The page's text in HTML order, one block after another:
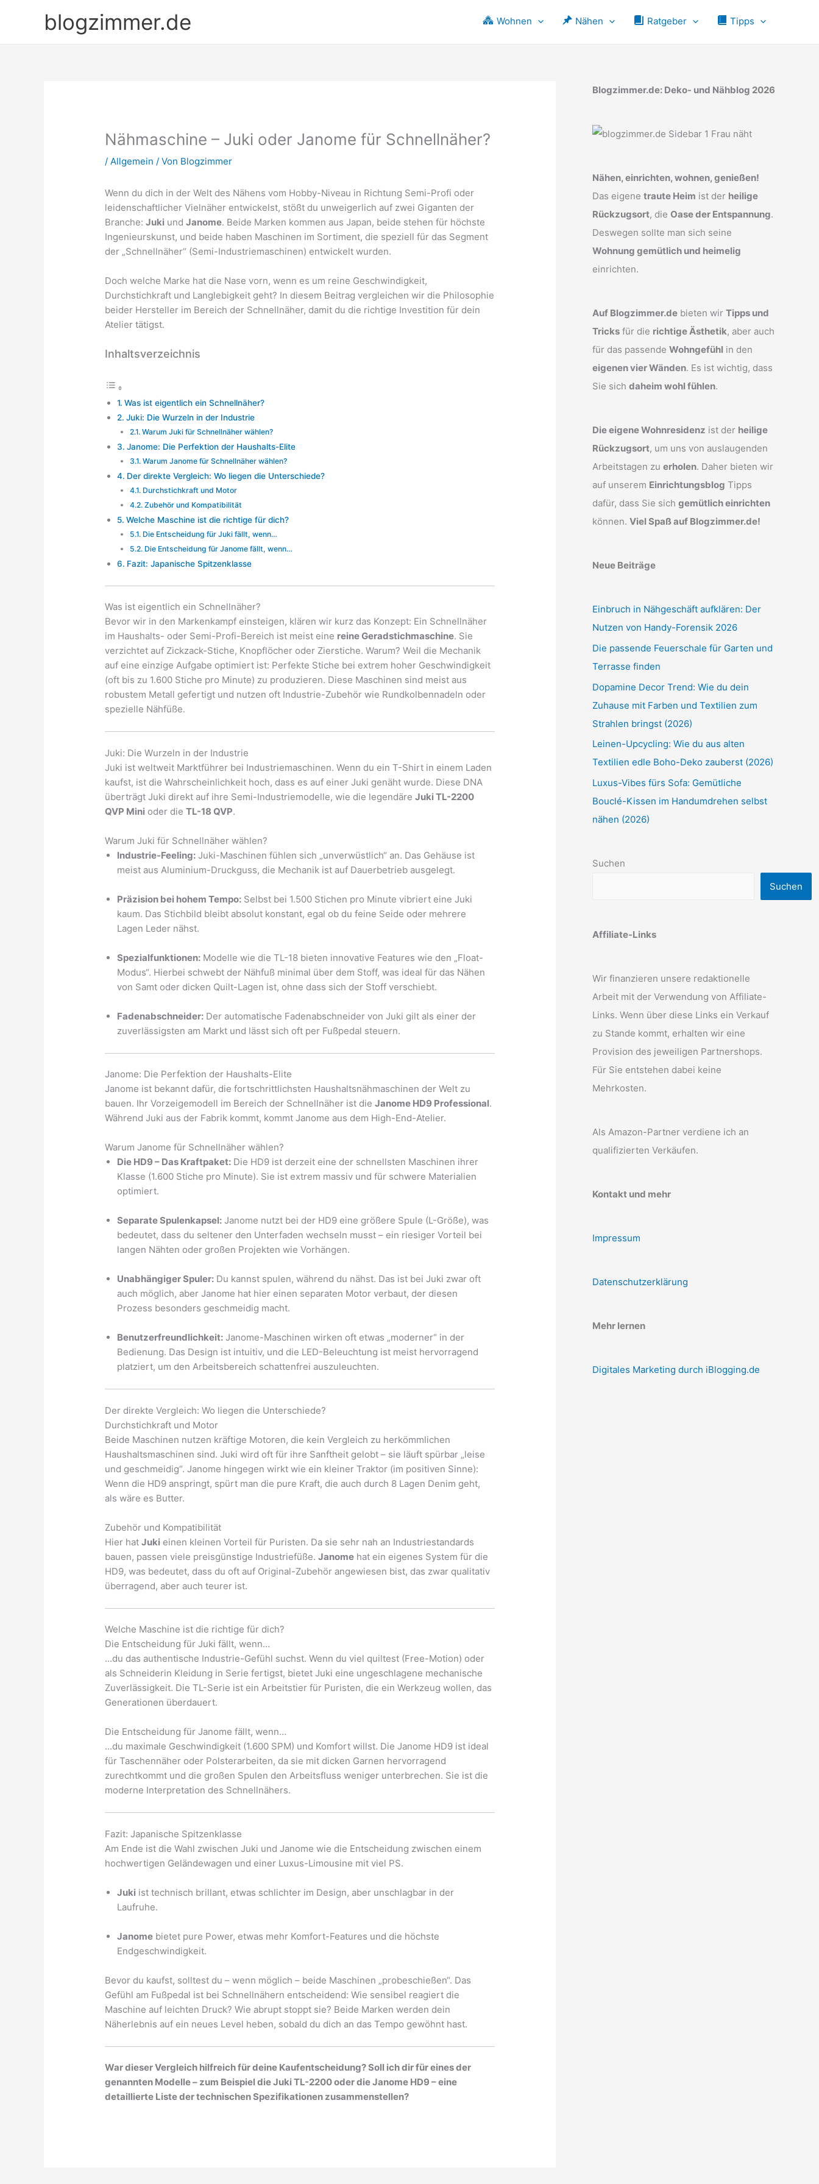
blogzimmer.de Wohnen Nähen Ratgeber Tipps
Nähmaschine – Juki oder Janome für Schnellnäher?
/Allgemein / Von Blogzimmer
Wenn du dich in der Welt des Nähens vom Hobby-Niveau in Richtung Semi-Profi oder
leidenschaftlicher Vielnäher entwickelst, stößt du unweigerlich auf zwei Giganten der
Branche:Juki undJanome. Beide Marken kommen aus Japan, beide stehen für höchste
Ingenieurskunst, und beide haben Maschinen im Sortiment, die speziell für das Segment
der „Schnellnäher“ (Semi-Industriemaschinen) entwickelt wurden.
Doch welche Marke hat die Nase vorn, wenn es um reine Geschwindigkeit,
Durchstichkraft und Langlebigkeit geht? In diesem Beitrag vergleichen wir die Philosophie
beider Hersteller im Bereich der Schnellnäher, damit du die richtige Investition für dein
Atelier tätigst.
Inhaltsverzeichnis
Was ist eigentlich ein Schnellnäher?
Juki: Die Wurzeln in der Industrie
Warum Juki für Schnellnäher wählen?
Janome: Die Perfektion der Haushalts-Elite
Warum Janome für Schnellnäher wählen?
Der direkte Vergleich: Wo liegen die Unterschiede?
Durchstichkraft und Motor
Zubehör und Kompatibilität
Welche Maschine ist die richtige für dich?
Die Entscheidung für Juki fällt, wenn…
Die Entscheidung für Janome fällt, wenn…
Fazit: Japanische Spitzenklasse
Was ist eigentlich ein Schnellnäher?
Bevor wir in den Markenkampf einsteigen, klären wir kurz das Konzept: Ein Schnellnäher
im Haushalts- oder Semi-Profi-Bereich ist meist eine reine Geradstichmaschine. Sie
verzichtet auf Zickzack-Stiche, Knopflöcher oder Zierstiche. Warum? Weil die Mechanik
auf eine einzige Aufgabe optimiert ist: Perfekte Stiche bei extrem hoher Geschwindigkeit
(oft bis zu 1.600 Stiche pro Minute) zu produzieren. Diese Maschinen sind meist aus
robustem Metall gefertigt und nutzen oft Industrie-Zubehör wie Rundkolbennadeln oder
spezielle Nähfüße.
Juki: Die Wurzeln in der Industrie
Juki ist weltweit Marktführer bei Industriemaschinen. Wenn du ein T-Shirt in einem Laden
kaufst, ist die Wahrscheinlichkeit hoch, dass es auf einer Juki genäht wurde. Diese DNA
überträgt Juki direkt auf ihre Semi-Industriemodelle, wie die legendäreJuki TL-2200
QVP Mini oder dieTL-18 QVP.
Warum Juki für Schnellnäher wählen?
Industrie-Feeling: Juki-Maschinen fühlen sich „unverwüstlich“ an. Das Gehäuse ist
meist aus Aluminium-Druckguss, die Mechanik ist auf Dauerbetrieb ausgelegt.
Präzision bei hohem Tempo: Selbst bei 1.500 Stichen pro Minute vibriert eine Juki
kaum. Das Stichbild bleibt absolut konstant, egal ob du feine Seide oder mehrere
Lagen Leder nähst.
Spezialfunktionen: Modelle wie die TL-18 bieten innovative Features wie den „Float-
Modus“. Hierbei schwebt der Nähfuß minimal über dem Stoff, was ideal für das Nähen
von Samt oder dicken Quilt-Lagen ist, ohne dass sich der Stoff verschiebt.
Fadenabschneider: Der automatische Fadenabschneider von Juki gilt als einer der
zuverlässigsten am Markt und lässt sich oft per Fußpedal steuern.
Janome: Die Perfektion der Haushalts-Elite
Janome ist bekannt dafür, die fortschrittlichsten Haushaltsnähmaschinen der Welt zu
bauen. Ihr Vorzeigemodell im Bereich der Schnellnäher ist dieJanome HD9 Professional.
Während Juki aus der Fabrik kommt, kommt Janome aus dem High-End-Atelier.
Warum Janome für Schnellnäher wählen?
Die HD9 – Das Kraftpaket: Die HD9 ist derzeit eine der schnellsten Maschinen ihrer
Klasse (1.600 Stiche pro Minute). Sie ist extrem massiv und für schwere Materialien
optimiert.
Separate Spulenkapsel: Janome nutzt bei der HD9 eine größere Spule (L-Größe), was
bedeutet, dass du seltener den Unterfaden wechseln musst – ein riesiger Vorteil bei
langen Nähten oder großen Projekten wie Vorhängen.
Unabhängiger Spuler: Du kannst spulen, während du nähst. Das ist bei Juki zwar oft
auch möglich, aber Janome hat hier einen separaten Motor verbaut, der diesen
Prozess besonders geschmeidig macht.
Benutzerfreundlichkeit: Janome-Maschinen wirken oft etwas „moderner“ in der
Bedienung. Das Design ist intuitiv, und die LED-Beleuchtung ist meist hervorragend
platziert, um den Arbeitsbereich schattenfrei auszuleuchten.
Der direkte Vergleich: Wo liegen die Unterschiede?
Durchstichkraft und Motor
Beide Maschinen nutzen kräftige Motoren, die kein Vergleich zu herkömmlichen
Haushaltsmaschinen sind. Juki wird oft für ihre Sanftheit gelobt – sie läuft spürbar „leise
und geschmeidig“. Janome hingegen wirkt wie ein kleiner Traktor (im positiven Sinne):
Wenn die HD9 anspringt, spürt man die pure Kraft, die auch durch 8 Lagen Denim geht,
als wäre es Butter.
Zubehör und Kompatibilität
Hier hatJuki einen kleinen Vorteil für Puristen. Da sie sehr nah an Industriestandards
bauen, passen viele preisgünstige Industriefüße.Janome hat ein eigenes System für die
HD9, was bedeutet, dass du oft auf Original-Zubehör angewiesen bist, das zwar qualitativ
überragend, aber auch teurer ist.
Welche Maschine ist die richtige für dich?
Die Entscheidung für Juki fällt, wenn…
…du das authentische Industrie-Gefühl suchst. Wenn du viel quiltest (Free-Motion) oder
als Schneiderin Kleidung in Serie fertigst, bietet Juki eine ungeschlagene mechanische
Zuverlässigkeit. Die TL-Serie ist ein Arbeitstier für Puristen, die ein Werkzeug wollen, das
Generationen überdauert.
Die Entscheidung für Janome fällt, wenn…
…du maximale Geschwindigkeit (1.600 SPM) und Komfort willst. Die Janome HD9 ist ideal
für Taschennäher oder Polsterarbeiten, da sie mit dicken Garnen hervorragend
zurechtkommt und die großen Spulen den Arbeitsfluss weniger unterbrechen. Sie ist die
moderne Interpretation des Schnellnähers.
Fazit: Japanische Spitzenklasse
Am Ende ist die Wahl zwischen Juki und Janome wie die Entscheidung zwischen einem
hochwertigen Geländewagen und einer Luxus-Limousine mit viel PS.
Juki ist technisch brillant, etwas schlichter im Design, aber unschlagbar in der
Laufruhe.
Janome bietet pure Power, etwas mehr Komfort-Features und die höchste
Endgeschwindigkeit.
Bevor du kaufst, solltest du – wenn möglich – beide Maschinen „probeschießen“. Das
Gefühl am Fußpedal ist bei Schnellnähern entscheidend: Wie sensibel reagiert die
Maschine auf leichten Druck? Wie abrupt stoppt sie? Beide Marken werden dein
Näherlebnis auf ein neues Level heben, sobald du dich an das Tempo gewöhnt hast.
War dieser Vergleich hilfreich für deine Kaufentscheidung? Soll ich dir für eines der
genannten Modelle – zum Beispiel die Juki TL-2200 oder die Janome HD9 – eine
detaillierte Liste der technischen Spezifikationen zusammenstellen?
Blogzimmer.de: Deko- und Nähblog 2026
Nähen, einrichten, wohnen, genießen!
Das eigene traute Heim ist der heilige
Rückzugsort, die Oase der Entspannung.
Deswegen sollte man sich seine
Wohnung gemütlich und heimelig
einrichten.
Auf Blogzimmer.de bieten wir Tipps und
Tricks für die richtige Ästhetik, aber auch
für das passende Wohngefühl in den
eigenen vier Wänden. Es ist wichtig, dass
Sie sich daheim wohl fühlen.
Die eigene Wohnresidenz ist der heilige
Rückzugsort, um uns von auslaugenden
Arbeitstagen zu erholen. Daher bieten wir
auf unserem Einrichtungsblog Tipps
dafür, dass Sie sich gemütlich einrichten
können. Viel Spaß auf Blogzimmer.de!
Neue Beiträge
Einbruch in Nähgeschäft aufklären: Der
Nutzen von Handy-Forensik 2026
Die passende Feuerschale für Garten und
Terrasse finden
Dopamine Decor Trend: Wie du dein
Zuhause mit Farben und Textilien zum
Strahlen bringst (2026)
Leinen-Upcycling: Wie du aus alten
Textilien edle Boho-Deko zauberst (2026)
Luxus-Vibes fürs Sofa: Gemütliche
Bouclé-Kissen im Handumdrehen selbst
nähen (2026)
Suchen
Suchen
Affiliate-Links
Wir finanzieren unsere redaktionelle
Arbeit mit der Verwendung von Affiliate-
Links. Wenn über diese Links ein Verkauf
zu Stande kommt, erhalten wir eine
Provision des jeweiligen Partnershops.
Für Sie entstehen dabei keine
Mehrkosten.
Als Amazon-Partner verdiene ich an
qualifizierten Verkäufen.
Kontakt und mehr
Impressum
Datenschutzerklärung
Mehr lernen
Digitales Marketing durch iBlogging.de